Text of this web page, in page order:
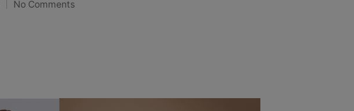
No Comments